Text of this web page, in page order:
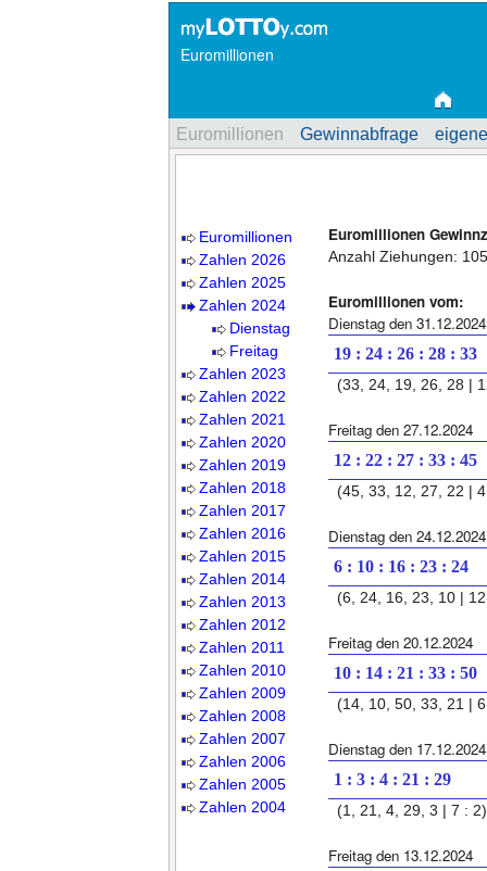
Euromillionen
Euromillionen Gewinnabfrage
Euromillionen
Zahlen 2026
Zahlen 2025
Zahlen 2024
Dienstag
Freitag
Zahlen 2023
Zahlen 2022
Zahlen 2021
Zahlen 2020
Zahlen 2019
Zahlen 2018
Zahlen 2017
Zahlen 2016
Zahlen 2015
Zahlen 2014
Zahlen 2013
Zahlen 2012
Zahlen 2011
Zahlen 2010
Zahlen 2009
Zahlen 2008
Zahlen 2007
Zahlen 2006
Zahlen 2005
Zahlen 2004
Euromillionen
Anzahl Ziehungen: 105
Euromillionen vom:
Dienstag den 31.12.2024
19 : 24 : 26 : 28 : 33
(33, 24, 19, 26, 28 |
Freitag den 27.12.2024
12 : 22 : 27 : 33 : 45
(45, 33, 12, 27, 22 |
Dienstag den 24.12.2024
6 : 10 : 16 : 23 : 24
(6, 24, 16, 23, 10 |
Freitag den 20.12.2024
10 : 14 : 21 : 33 : 50
(14, 10, 50, 33, 21 |
Dienstag den 17.12.2024
1 : 3 : 4 : 21 : 29
(1, 21, 4, 29, 3 | 7 : 2)
Freitag den 13.12.2024